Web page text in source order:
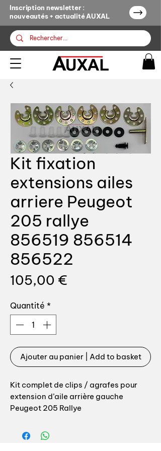
Inscription newsletter :
nouveautés + actualité AUXAL
Kit fixation
extensions ailes
arriere Peugeot
205 rallye
856519 856514
856522
105,00 €
Quantité *
Ajouter au panier | Add to basket
Kit complet de clips / agrafes pour
extension d’aile arrière gauche
Peugeot 205 Rallye
Idéal pour une restauration à l’origine,
ce kit vous permettra de remplacer